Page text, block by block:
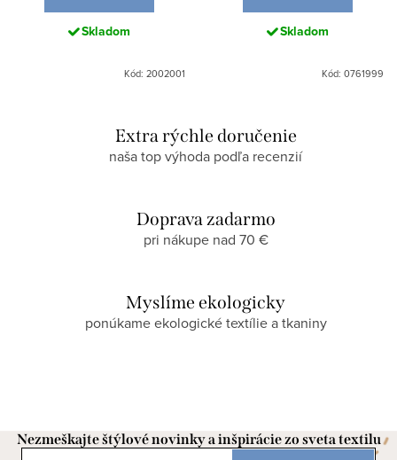
Skladom
Kód: 2002001
Skladom
Kód: 0761999
Extra rýchle doručenie
naša top výhoda podľa recenzií
Doprava zadarmo
pri nákupe nad 70 €
Myslíme ekologicky
ponúkame ekologické textílie a tkaniny
Nezmeškajte štýlové novinky a inšpirácie zo sveta textilu